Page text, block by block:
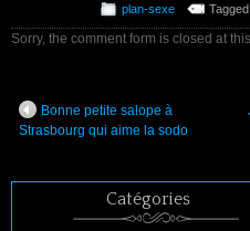
plan-sexe
Sorry, the comment form is closed at this
Bonne petite salope à
Strasbourg qui aime la sodo
Catégories